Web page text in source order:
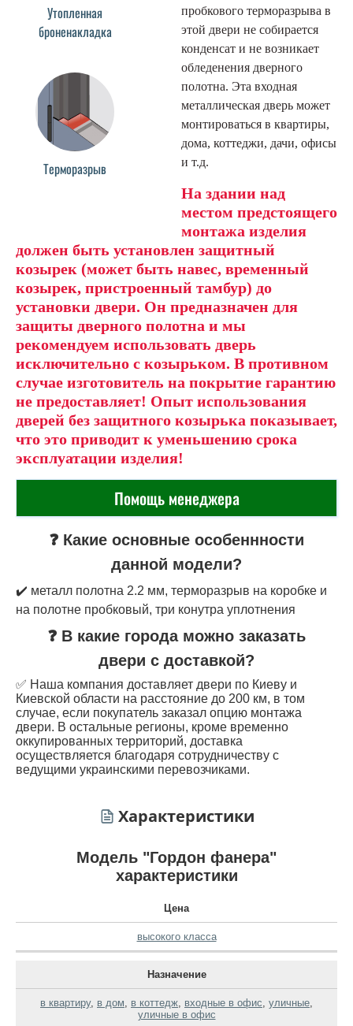
Утопленная
броненакладка
Терморазрыв
пробкового терморазрыва в
этой двери не собирается
конденсат и не возникает
обледенения дверного
полотна. Эта входная
металлическая дверь может
монтироваться в квартиры,
дома, коттеджи, дачи, офисы
и т.д.
На здании над
местом предстоящего
монтажа изделия
должен быть установлен защитный
козырек (может быть навес, временный
козырек, пристроенный тамбур) до
установки двери. Он предназначен для
защиты дверного полотна и мы
рекомендуем использовать дверь
исключительно с козырьком. В противном
случае изготовитель на покрытие гарантию
не предоставляет! Опыт использования
дверей без защитного козырька показывает,
что это приводит к уменьшению срока
эксплуатации изделия!
Помощь менеджера
❓ Какие основные особеннности
данной модели?
✔️ металл полотна 2.2 мм, терморазрыв на коробке и
на полотне пробковый, три конутра уплотнения
❓ В какие города можно заказать
двери с доставкой?
✅ Наша компания доставляет двери по Киеву и
Киевской области на расстояние до 200 км, в том
случае, если покупатель заказал опцию монтажа
двери. В остальные регионы, кроме временно
оккупированных территорий, доставка
осуществляется благодаря сотрудничеству с
ведущими украинскими перевозчиками.
Характеристики
Модель "Гордон фанера"
характеристики
Цена
высокого класса
Назначение
в квартиру, в дом, в коттедж, входные в офис, уличные,
уличные в офис